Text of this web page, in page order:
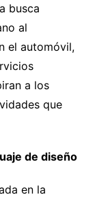
busca
al
el automóvil,
a los
que
de diseño
en la